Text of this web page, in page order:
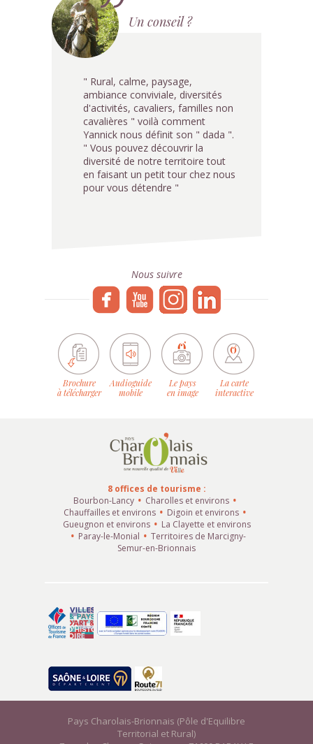
Un conseil ?
" Rural, calme, paysage,
ambiance conviviale, diversités
d'activités, cavaliers, familles non
cavalières " voilà comment
Yannick nous définit son " dada ".
" Vous pouvez découvrir la
diversité de notre territoire tout
en faisant un petit tour chez nous
pour vous détendre "
Nous suivre
Brochure
à télécharger
Audioguide
mobile
Le pays
en image
La carte
interactive
8 offices de tourisme :
Bourbon-Lancy
Charolles et environs
Chauffailles et environs
Digoin et environs
Gueugnon et environs
La Clayette et environs
Paray-le-Monial
Territoires de Marcigny-
Semur-en-Brionnais
Pays Charolais-Brionnais (Pôle d'Equilibre
Territorial et Rural)